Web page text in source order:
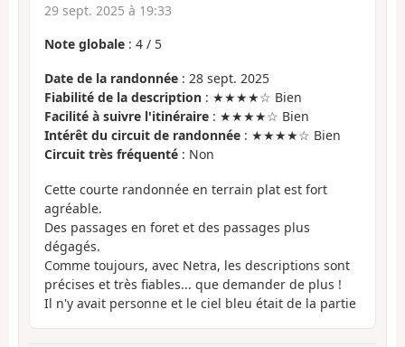
29 sept. 2025 à 19:33
Note globale : 4 / 5
Date de la randonnée : 28 sept. 2025
Fiabilité de la description : ★★★★☆ Bien
Facilité à suivre l'itinéraire : ★★★★☆ Bien
Intérêt du circuit de randonnée : ★★★★☆ Bien
Circuit très fréquenté : Non
Cette courte randonnée en terrain plat est fort
agréable.
Des passages en foret et des passages plus
dégagés.
Comme toujours, avec Netra, les descriptions sont
précises et très fiables... que demander de plus !
Il n'y avait personne et le ciel bleu était de la partie